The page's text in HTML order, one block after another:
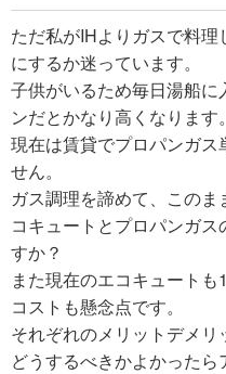
ただ私がIHよりガスで料
にするか迷っています。
子供がいるため毎日湯船
ンだとかなり高くなります。
現在は賃貸でプロパンガス
せん。
ガス調理を諦めて、この
コキュートとプロパンガ
すか？
また現在のエコキュート
コストも懸念点です。
それぞれのメリットデメリ
どうするべきかよかったら